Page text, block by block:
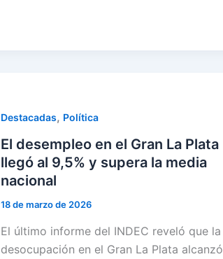
Destacadas, Política
El desempleo en el Gran La Plata
llegó al 9,5% y supera la media
nacional
18 de marzo de 2026
El último informe del INDEC reveló que la
desocupación en el Gran La Plata alcanzó